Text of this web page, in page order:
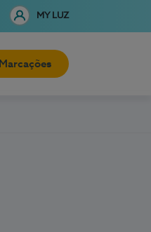
MY LUZ
Marcações